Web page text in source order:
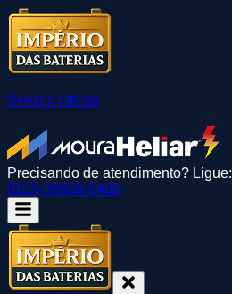
Serviço Oficial
Precisando de atendimento? Ligue:
(013) 99608-8408